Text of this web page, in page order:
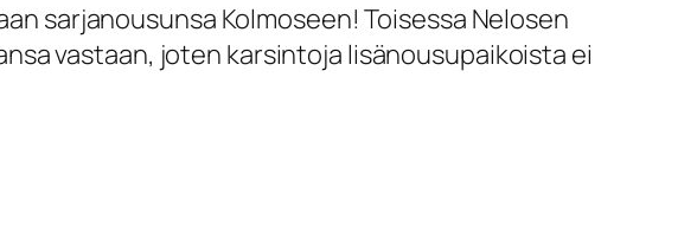
sarjanousunsa Kolmoseen! Toisessa Nelosen
vastaan, joten karsintoja lisänousupaikoista ei